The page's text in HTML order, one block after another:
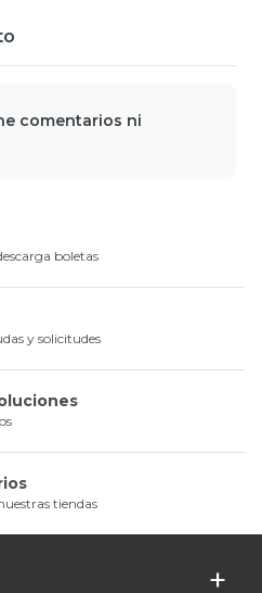
comentarios ni
boletas
y solicitudes
tiendas